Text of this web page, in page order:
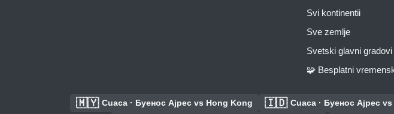
Svi kontinentii
Sve zemlje
Svetski glavni gradovi
🧩 Besplatni
🇲🇾 Cuaca · Буенос Ајрес vs Hong Kong 🇮🇩 Cuaca · Буенос Ајрес